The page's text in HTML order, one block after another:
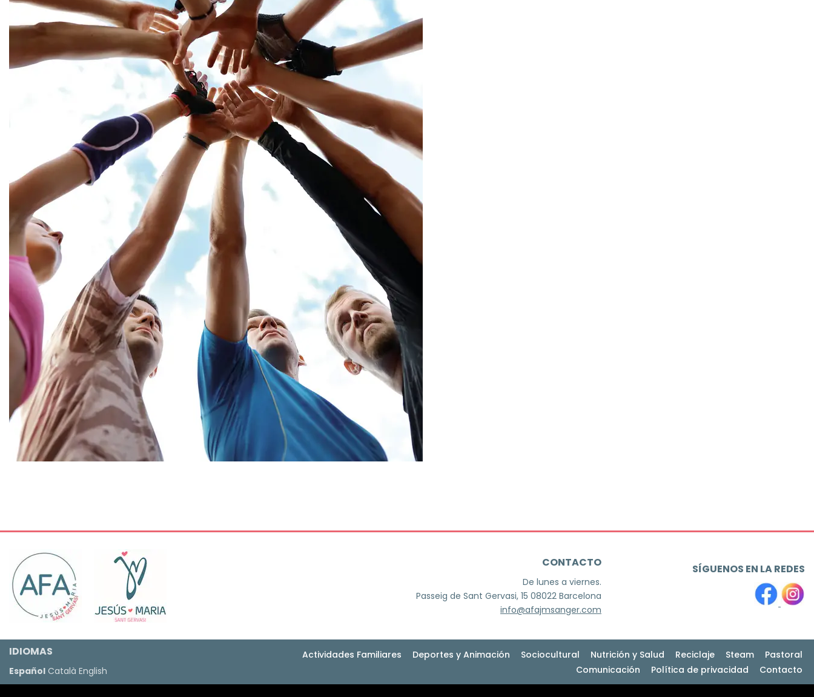
CONTACTO
De lunes a viernes.
Passeig de Sant Gervasi, 15 08022 Barcelona
info@afajmsanger.com
SÍGUENOS EN LA REDES
IDIOMAS
Español Català English
Actividades Familiares Deportes y Animación Sociocultural Nutrición y Salud Reciclaje Steam
Pastoral
Comunicación
Política de privacidad Contacto